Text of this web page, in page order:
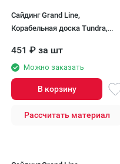
Сайдинг Grand Line,
Корабельная доска Tundra,
451 ₽ за шт
Можно заказать
В корзину
Рассчитать материал